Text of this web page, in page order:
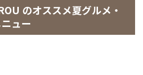
のオススメ夏グルメ・
ュー